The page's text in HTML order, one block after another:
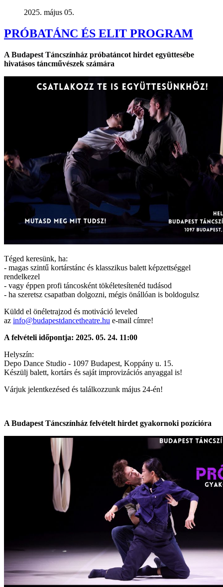
2025. május 05.
PRÓBATÁNC ÉS ELIT PROGRAM
A Budapest Táncszínház próbatáncot hirdet együttesébe
hivatásos táncművészek számára
Téged keresünk, ha:
- magas szintű kortárstánc és klasszikus balett képzettséggel
rendelkezel
- vagy éppen profi táncosként tökéletesítenéd tudásod
- ha szeretsz csapatban dolgozni, mégis önállóan is boldogulsz
Küldd el önéletrajzod és motiváció leveled
az info@budapestdancetheatre.hu e-mail címre!
A felvételi időpontja: 2025. 05. 24. 11:00
Helyszín:
Depo Dance Studio - 1097 Budapest, Koppány u. 15.
Készülj balett, kortárs és saját improvizációs anyaggal is!
Várjuk jelentkezésed és találkozzunk május 24-én!
A Budapest Táncszínház felvételt hirdet gyakornoki pozícióra